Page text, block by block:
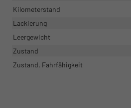
Kilometerstand
Lackierung
Leergewicht
Zustand
Zustand, Fahrfähigkeit